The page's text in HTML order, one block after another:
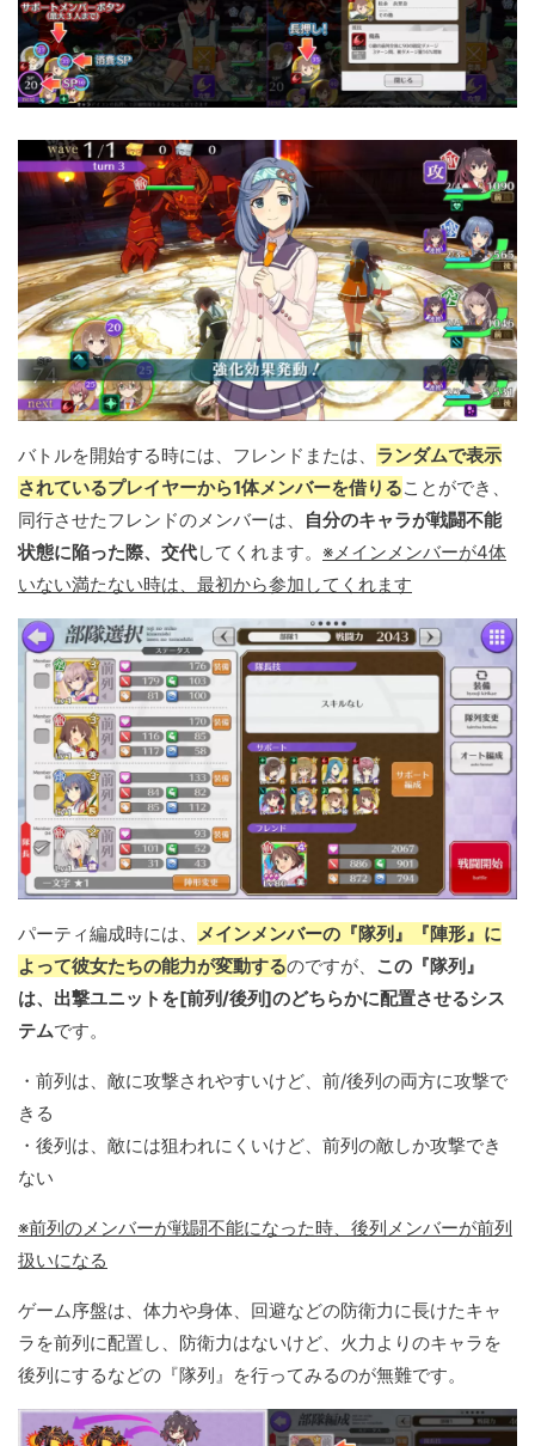
バトルを開始する時には、フレンドまたは、 ランダムで表示
されているプレイヤーから1体メンバーを借りることができ、
同行させたフレンドのメンバーは、
自分のキャラが戦闘不能
状態に陥った際、交代してくれます。 ※メインメンバーが4体
いない満たない時は、最初から参加してくれます
パーティ編成時には、 メインメンバーの『隊列』『陣形』に
よって彼女たちの能力が変動するのですが、 この『隊列』
は、出撃ユニットを[前列/後列]のどちらかに配置させるシス
テムです。
・前列は、敵に攻撃されやすいけど、前/後列の両方に攻撃で
きる
・後列は、敵には狙われにくいけど、前列の敵しか攻撃でき
ない
※前列のメンバーが戦闘不能になった時、後列メンバーが前列
扱いになる
ゲーム序盤は、体力や身体、回避などの防衛力に長けたキャ
ラを前列に配置し、防衛力はないけど、火力よりのキャラを
後列にするなどの『隊列』を行ってみるのが無難です。